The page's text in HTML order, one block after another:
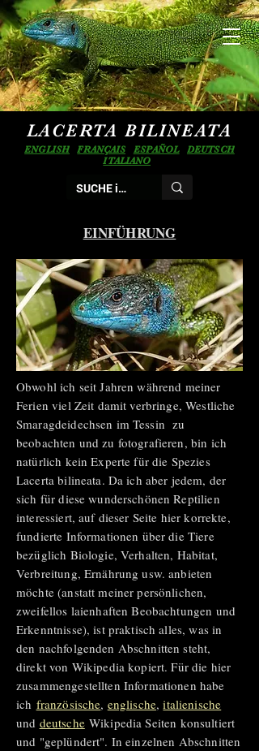
LACERTA BILINEATA
ENGLISH FRANÇAIS ESPAÑOL
DEUTSCH
ITALIANO
EINFÜHRUNG
Obwohl ich seit Jahren während meiner
Ferien viel Zeit damit verbringe, Westliche
Smaragdeidechsen im Tessin zu
beobachten und zu fotografieren, bin ich
natürlich kein Experte für die Spezies
Lacerta bilineata. Da ich aber jedem, der
sich für diese wunderschönen Reptilien
interessiert, auf dieser Seite hier korrekte,
fundierte Informationen über die Tiere
bezüglich Biologie, Verhalten, Habitat,
Verbreitung, Ernährung usw. anbieten
möchte (anstatt meiner persönlichen,
zweifellos laienhaften Beobachtungen und
Erkenntnisse), ist praktisch alles, was in
den nachfolgenden Abschnitten steht,
direkt von Wikipedia kopiert. Für die hier
zusammengestellten Informationen habe
ich französische, englische,italienische
und deutscheWikipedia Seiten konsultiert
und "geplündert". In einzelnen Abschnitten